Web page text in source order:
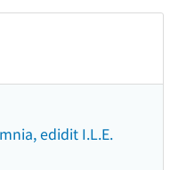
edidit I.L.E.